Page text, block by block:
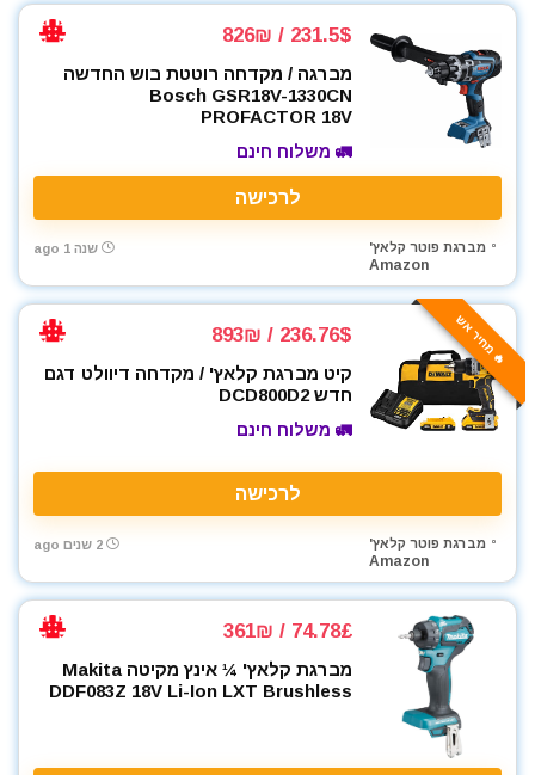
231.5$ / 826₪
מברגה / מקדחה רוטטת בוש החדשה
Bosch GSR18V-1330CN
PROFACTOR 18V
🚛 משלוח חינם
לרכישה
מברגת פוטר קלאץ'
Amazon
שנה 1 ago
🔥 מחיר אש 236.76$ / 893₪
קיט מברגת קלאץ' / מקדחה דיוולט דגם
חדש DCD800D2
🚛 משלוח חינם
לרכישה
מברגת פוטר קלאץ'
Amazon
2 שנים ago
74.78£ / 361₪
מברגת קלאץ' ¼ אינץ מקיטה Makita
DDF083Z 18V Li-Ion LXT Brushless